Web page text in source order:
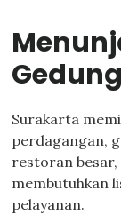
Surakarta
perdagangan,
restoran
membutuhkan
pelayanan.